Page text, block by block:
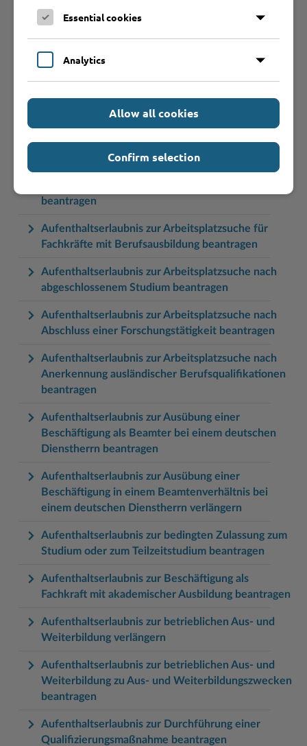
Aufenthaltserlaubnis zum Zwecke des Studiums
beantragen
Aufenthaltserlaubnis zur Anerkennung der
Berufsqualifikation während einer Beschäftigung
beantragen
Aufenthaltserlaubnis zur Ablegung einer Prüfung
zur Anerkennung einer ausländischen
Berufsqualifikation beantragen
beantragen
Aufenthaltserlaubnis zur Arbeitsplatzsuche für
Fachkräfte mit Berufsausbildung beantragen
Aufenthaltserlaubnis zur Arbeitsplatzsuche nach
abgeschlossenem Studium beantragen
Aufenthaltserlaubnis zur Arbeitsplatzsuche nach
Abschluss einer Forschungstätigkeit beantragen
Aufenthaltserlaubnis zur Arbeitsplatzsuche nach
Anerkennung ausländischer Berufsqualifikationen
beantragen
Aufenthaltserlaubnis zur Ausübung einer
Beschäftigung als Beamter bei einem deutschen
Dienstherrn beantragen
Aufenthaltserlaubnis zur Ausübung einer
Beschäftigung in einem Beamtenverhältnis bei
einem deutschen Dienstherrn verlängern
Aufenthaltserlaubnis zur bedingten Zulassung zum
Studium oder zum Teilzeitstudium beantragen
Aufenthaltserlaubnis zur Beschäftigung als
Fachkraft mit akademischer Ausbildung beantragen
Aufenthaltserlaubnis zur betrieblichen Aus- und
Weiterbildung verlängern
Aufenthaltserlaubnis zur betrieblichen Aus- und
Weiterbildung zu Aus- und Weiterbildungszwecken
beantragen
Aufenthaltserlaubnis zur Durchführung einer
Qualifizierungsmaßnahme beantragen
Essential cookies
Analytics
Allow all cookies
Confirm selection